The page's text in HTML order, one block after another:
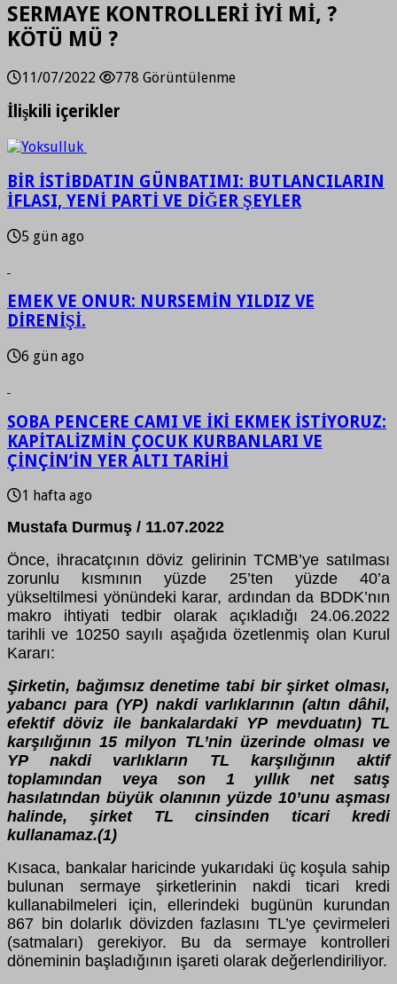
SERMAYE KONTROLLERİ İYİ Mİ, ?
KÖTÜ MÜ ?
11/07/2022 778 Görüntülenme
İlişkili içerikler
BİR İSTİBDATIN GÜNBATIMI: BUTLANCILARIN
İFLASI, YENİ PARTİ VE DİĞER ŞEYLER
5 gün ago
EMEK VE ONUR: NURSEMİN YILDIZ VE
DİRENİŞİ.
6 gün ago
SOBA PENCERE CAMI VE İKİ EKMEK İSTİYORUZ:
KAPİTALİZMİN ÇOCUK KURBANLARI VE
ÇİNÇİN’İN YER ALTI TARİHİ
1 hafta ago
Mustafa Durmuş / 11.07.2022
Önce, ihracatçının döviz gelirinin TCMB’ye satılması
zorunlu kısmının yüzde 25’ten yüzde 40’a
yükseltilmesi yönündeki karar, ardından da BDDK’nın
makro ihtiyati tedbir olarak açıkladığı 24.06.2022
tarihli ve 10250 sayılı aşağıda özetlenmiş olan Kurul
Kararı:
Şirketin, bağımsız denetime tabi bir şirket olması,
yabancı para (YP) nakdi varlıklarının (altın dâhil,
efektif döviz ile bankalardaki YP mevduatın) TL
karşılığının 15 milyon TL’nin üzerinde olması ve
YP nakdi varlıkların TL karşılığının aktif
toplamından veya son 1 yıllık net satış
hasılatından büyük olanının yüzde 10’unu aşması
halinde, şirket TL cinsinden ticari kredi
kullanamaz.(1)
Kısaca, bankalar haricinde yukarıdaki üç koşula sahip
bulunan sermaye şirketlerinin nakdi ticari kredi
kullanabilmeleri için, ellerindeki bugünün kurundan
867 bin dolarlık dövizden fazlasını TL’ye çevirmeleri
(satmaları) gerekiyor. Bu da sermaye kontrolleri
döneminin başladığının işareti olarak değerlendiriliyor.